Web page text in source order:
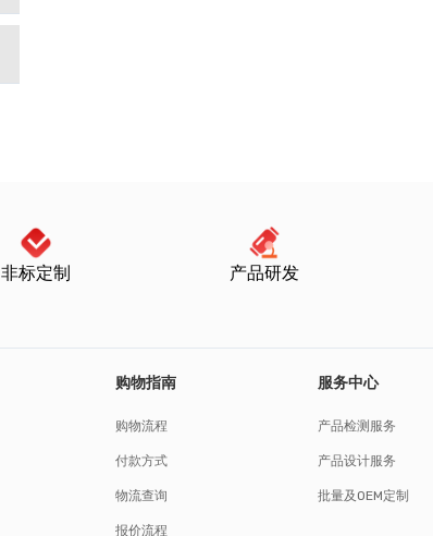
非标定制 产品研发
购物指南
购物流程
付款方式
物流查询
报价流程
服务中心
产品检测服务
产品设计服务
批量及OEM定制